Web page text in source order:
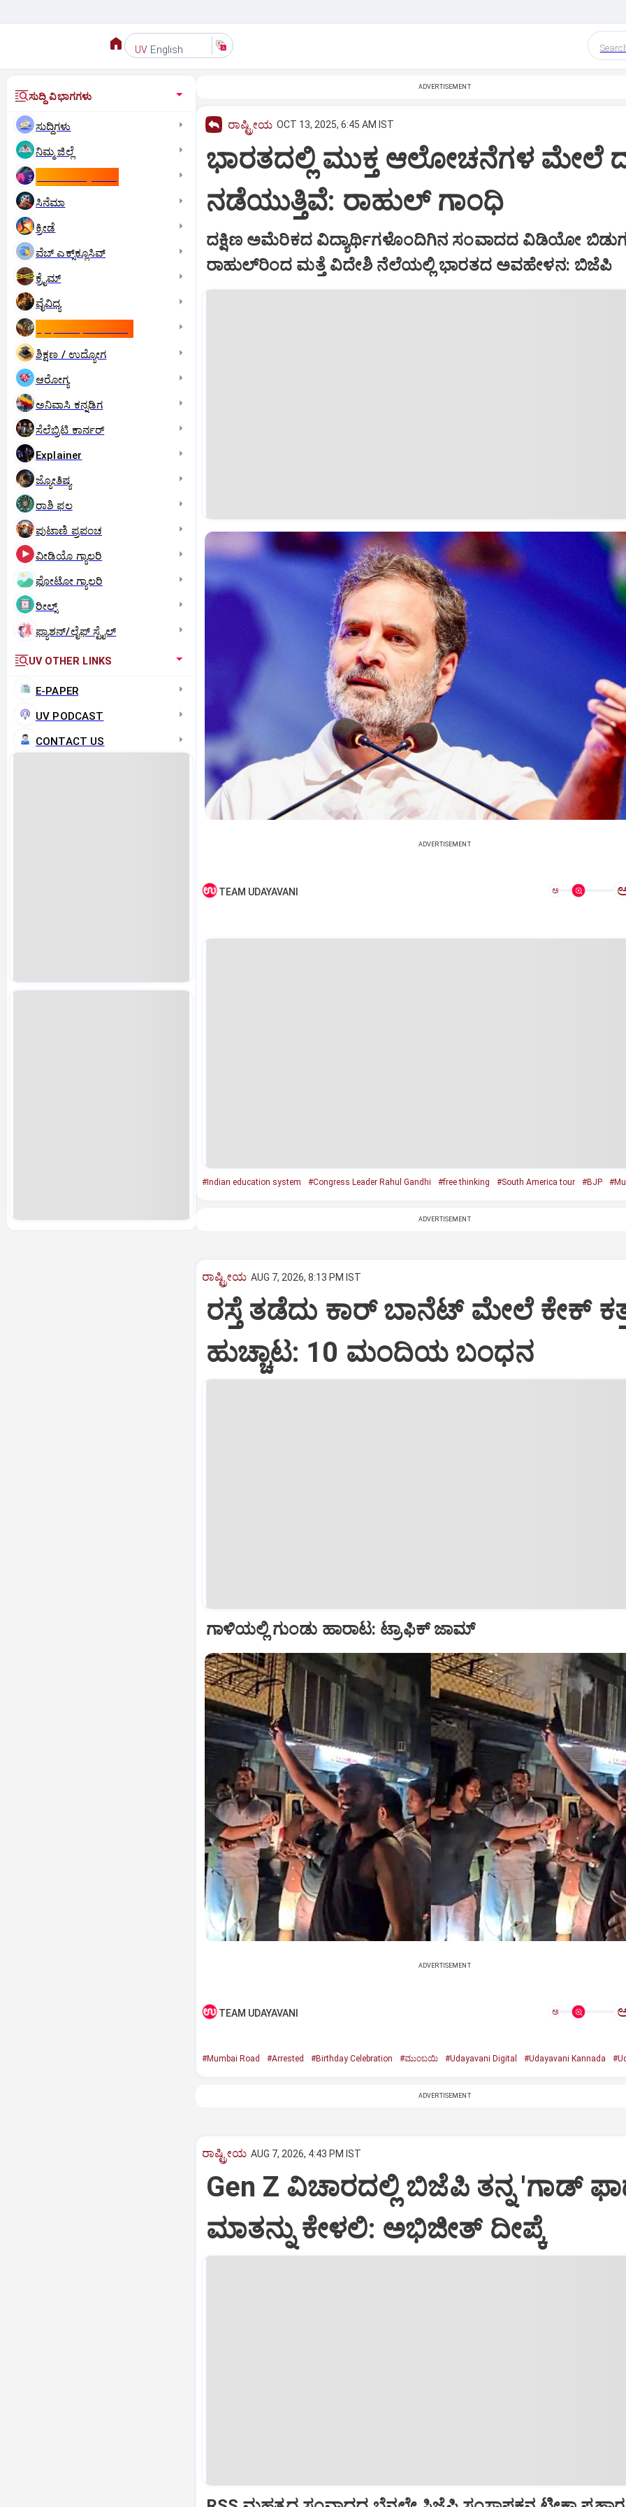
UV English
ಸುದ್ದಿ ವಿಭಾಗಗಳು
ಸುದ್ದಿಗಳು
ನಿಮ್ಮ ಜಿಲ್ಲೆ
ಸಿನೆಮಾ
ಕ್ರೀಡೆ
ವೆಬ್ ಎಕ್ಸ್‌ಕ್ಲೂಸಿವ್
ಕ್ರೈಮ್
ವೈವಿಧ್ಯ
ಶಿಕ್ಷಣ / ಉದ್ಯೋಗ
ಆರೋಗ್ಯ
ಅನಿವಾಸಿ ಕನ್ನಡಿಗ
ಸೆಲೆಬ್ರಿಟಿ ಕಾರ್ನರ್‌
Explainer
ಜ್ಯೋತಿಷ್ಯ
ರಾಶಿ ಫಲ
ಪುಟಾಣಿ ಪ್ರಪಂಚ
ವೀಡಿಯೊ ಗ್ಯಾಲರಿ
ಫೋಟೋ ಗ್ಯಾಲರಿ
ರೀಲ್ಸ್
ಫ್ಯಾಶನ್/ಲೈಫ್‌ ಸ್ಟೈಲ್
UV OTHER LINKS
E-PAPER
UV PODCAST
CONTACT US
ADVERTISEMENT
ರಾಷ್ಟ್ರೀಯ OCT 13, 2025, 6:45 AM IST
ಭಾರತದಲ್ಲಿ ಮುಕ್ತ ಆಲೋಚನೆಗಳ ಮೇಲೆ
ನಡೆಯುತ್ತಿವೆ: ರಾಹುಲ್‌ ಗಾಂಧಿ
ದಕ್ಷಿಣ ಅಮೆರಿಕದ ವಿದ್ಯಾರ್ಥಿಗಳೊಂದಿಗಿನ ಸಂವಾದದ ವಿಡಿಯೋ
ರಾಹುಲ್‌ರಿಂದ ಮತ್ತೆ ವಿದೇಶಿ ನೆಲೆಯಲ್ಲಿ ಭಾರತದ ಅವಹೇಳನ: ಬಿಜೆಪಿ
ADVERTISEMENT
TEAM UDAYAVANI ಅ
#Indian education system #Congress Leader Rahul Gandhi #free thinking #South America tour #BJP
ADVERTISEMENT
ರಾಷ್ಟ್ರೀಯ AUG 7, 2026, 8:13 PM IST
ರಸ್ತೆ ತಡೆದು ಕಾರ್ ಬಾನೆಟ್ ಮೇಲೆ ಕೇಕ್
ಹುಚ್ಚಾಟ: 10 ಮಂದಿಯ ಬಂಧನ
ಗಾಳಿಯಲ್ಲಿ ಗುಂಡು ಹಾರಾಟ: ಟ್ರಾಫಿಕ್‌ ಜಾಮ್
ADVERTISEMENT
TEAM UDAYAVANI ಅ
#Mumbai Road #Arrested #Birthday Celebration #ಮುಂಬಯಿ #Udayavani Digital #Udayavani Kannada
ADVERTISEMENT
ರಾಷ್ಟ್ರೀಯ AUG 7, 2026, 4:43 PM IST
Gen Z ವಿಚಾರದಲ್ಲಿ ಬಿಜೆಪಿ ತನ್ನ 'ಗಾಡ್
ಮಾತನ್ನು ಕೇಳಲಿ: ಅಭಿಜೀತ್ ದೀಪ್ಕೆ